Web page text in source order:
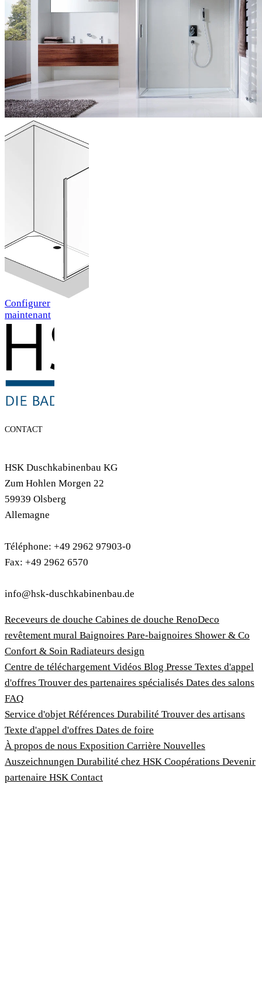
Paroi latérale
coulissante
de niche, 2
(sans profilé
au sol)
Configurer
maintenant
CONTACT
HSK Duschkabinenbau KG
Zum Hohlen Morgen 22
59939 Olsberg
Allemagne
Téléphone: +49 2962 97903-0
Fax: +49 2962 6570
info@hsk-duschkabinenbau.de
Receveurs de douche Cabines de douche RenoDeco
revêtement mural Baignoires Pare-baignoires Shower & Co
Confort & Soin Radiateurs design
Centre de téléchargement Vidéos Blog Presse Textes d'appel
d'offres Trouver des partenaires spécialisés Dates des salons
FAQ
Service d'objet Références Durabilité Trouver des artisans
Texte d'appel d'offres Dates de foire
À propos de nous Exposition Carrière Nouvelles
Auszeichnungen Durabilité chez HSK Coopérations Devenir
partenaire HSK Contact